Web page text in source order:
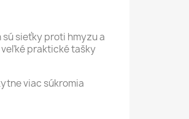
sieťky proti hmyzu a
praktické tašky
viac súkromia